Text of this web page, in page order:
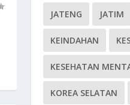
JATENG JATIM
KEINDAHAN
KESEHATAN
KOREA SELATAN